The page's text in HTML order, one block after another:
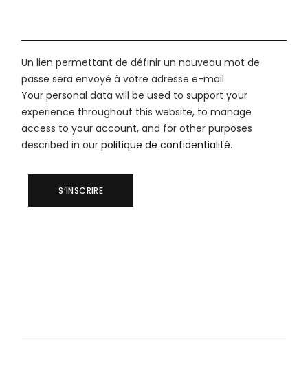
Un lien permettant de définir un nouveau mot de
passe sera envoyé à votre adresse e-mail.
Your personal data will be used to support your
experience throughout this website, to manage
access to your account, and for other purposes
described in ourpolitique de confidentialité.
S’INSCRIRE